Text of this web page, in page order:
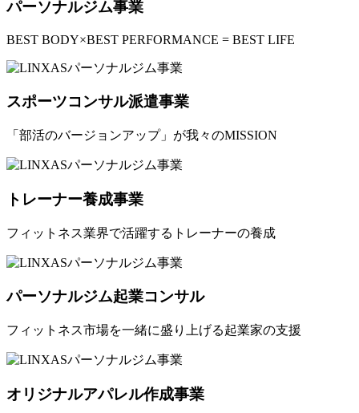
パーソナルジム事業
BEST BODY×BEST PERFORMANCE = BEST LIFE
スポーツコンサル派遣事業
「部活のバージョンアップ」が我々のMISSION
トレーナー養成事業
フィットネス業界で活躍するトレーナーの養成
パーソナルジム起業コンサル
フィットネス市場を一緒に盛り上げる起業家の支援
オリジナルアパレル作成事業